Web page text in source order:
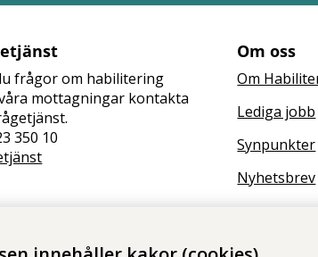
frågor om habilitering
mottagningar kontakta
350 10
Om oss
Om
Lediga jobb
Synpunkter
Nyhetsbrev